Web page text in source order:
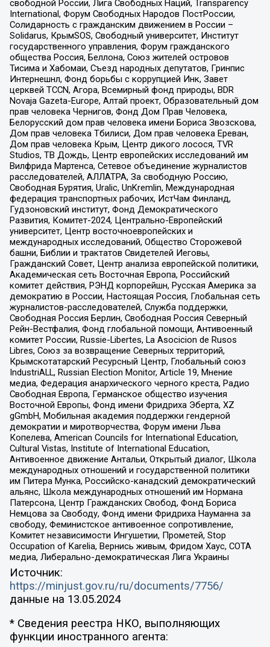
свободной России, Лига Свободных Наций, Transparеncy
International, Форум Свободных Народов ПостРоссии,
Солидарность с гражданским движением в России –
Solidarus, КрымSOS, Свободный университет, Институт
государственного управления, Форум гражданского
общества Россия, Беллона, Союз жителей островов
Тисима и Хабомаи, Съезд народных депутатов, Гринпис
Интернешнл, Фонд борьбы с коррупцией Инк, Завет
церквей TCCN, Агора, Всемирный фонд природы, BDR
Novaja Gazeta-Europe, Алтай проект, Образовательный дом
прав человека Чернигов, Фонд Дом Прав Человека,
Белорусский дом прав человека имени Бориса Звозскова,
Дом прав человека Тбилиси, Дом прав человека Ереван,
Дом прав человека Крым, Центр дикого лосося, TVR
Studios, ТВ Дождь, Центр европейских исследований им
Вилфрида Мартенса, Сетевое объединение журналистов
расследователей, АЛЛАТРА, За свободную Россию,
Свободная Бурятия, Uralic, UnKremlin, Международная
федерация транспортных рабочих, ИстЧам Финланд,
Гудзоновский институт, Фонд Демократического
Развития, Комитет-2024, Центрально-Европейский
университет, Центр восточноевропейских и
международных исследований, Общество Сторожевой
башни, Библии и трактатов Свидетелей Иеговы,
Гражданский Совет, Центр анализа европейской политики,
Академическая сеть Восточная Европа, Российский
комитет действия, РЭНД корпорейшн, Русская Америка за
демократию в России, Настоящая Россия, Глобальная сеть
журналистов-расследователей, Служба поддержки,
Свободная Россия Берлин, Свободная Россия Северный
Рейн-Вестфалия, Фонд глобальной помощи, Антивоенный
комитет России, Russie-Libertes, La Asocicion de Rusos
Libres, Союз за возвращение Северных территорий,
Крымскотатарский Ресурсный Центр, Глобальный союз
IndustriALL, Russian Election Monitor, Article 19, Мнение
медиа, Федерация анархического черного креста, Радио
Свободная Европа, Германское общество изучения
Восточной Европы, Фонд имени Фридриха Эберта, XZ
gGmbH, Мобильная академия поддержки гендерной
демократии и миротворчества, Форум имени Льва
Копелева, American Councils for International Education,
Cultural Vistas, Institute of International Education,
Антивоенное движение Антальи, Открытый диалог, Школа
международных отношений и государственной политики
им Питера Мунка, Российско-канадский демократический
альянс, Школа международных отношений им Нормана
Патерсона, Центр Гражданских Свобод, Фонд Бориса
Немцова за Свободу, Фонд имени Фридриха Науманна за
свободу, Феминистское антивоенное сопротивление,
Комитет независимости Ингушетии, Прометей, Stop
Occupation of Karelia, Вернись живым, Фридом Хаус, СОТА
медиа, Либерально-демократическая Лига Украины
Источник:
https://minjust.gov.ru/ru/documents/7756/
данные на 13.05.2024
* Сведения реестра НКО, выполняющих
функции иностранного агента: